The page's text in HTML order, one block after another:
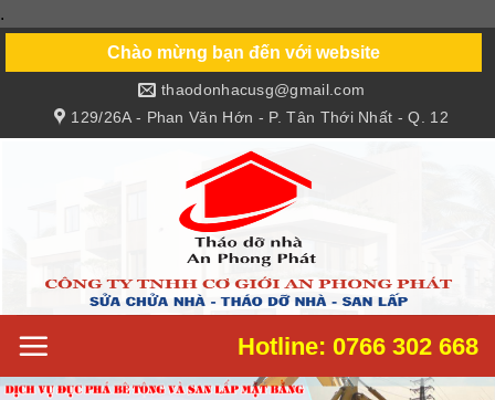
.
content
Chào mừng bạn đến với website
129/26A - Phan Văn Hớn - P. Tân Thới Nhất - Q. 12
thaodonhacusg@gmail.com
Hotline: 0766 302 668